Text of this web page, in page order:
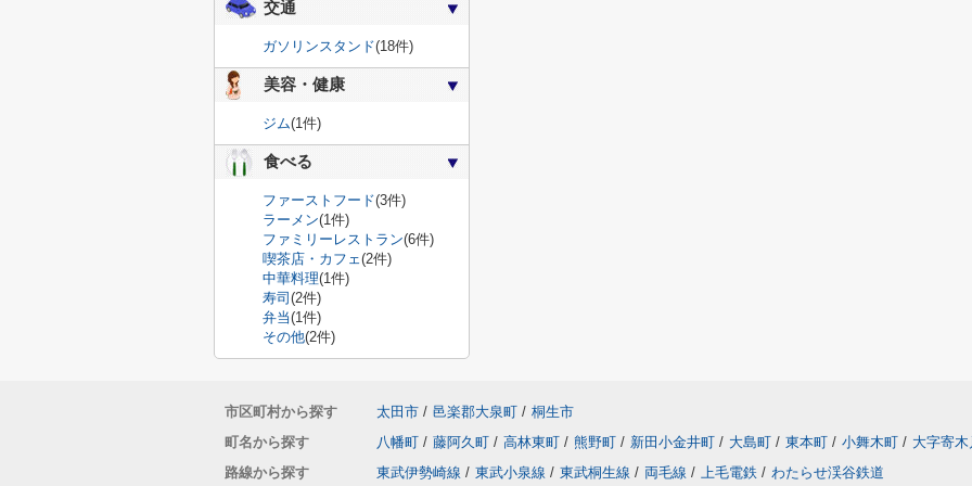
交通
ガソリンスタンド(18件)
美容・健康
ジム(1件)
食べる
ファーストフード(3件)
ラーメン(1件)
ファミリーレストラン(6件)
喫茶店・カフェ(2件)
中華料理(1件)
寿司 (2件)
弁当(1件)
その他(2件)
市区町村から探す 太田市 / 邑楽郡大泉町 / 桐生市
町名から探す
八幡町 / 藤阿久町 / 高林東町 / 熊野町 / 新田小金井町 / 大島町 / 東本町 / 小舞木町 / 大字寄木
路線から探す
東武伊勢崎線 / 東武小泉線 / 東武桐生線 / 両毛線 / 上毛電鉄 / わたらせ渓谷鉄道